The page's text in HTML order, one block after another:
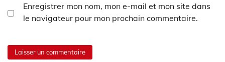
Enregistrer mon nom, mon e-mail et mon site dans
le navigateur pour mon prochain commentaire.